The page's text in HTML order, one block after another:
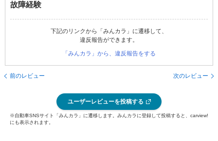
故障経験
下記のリンクから「みんカラ」に遷移して、
違反報告ができます。
「みんカラ」から、違反報告をする
前のレビュー 次のレビュー
ユーザーレビューを投稿する
※自動車SNSサイト「みんカラ」に遷移します。みんカラに登録して投稿すると、carview!
にも表示されます。